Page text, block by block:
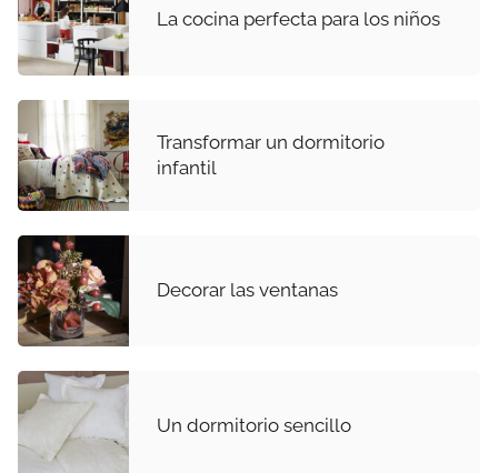
La cocina perfecta para los niños
Transformar un dormitorio
infantil
Decorar las ventanas
Un dormitorio sencillo